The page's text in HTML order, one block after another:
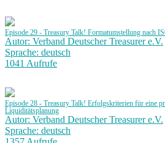
Episode 29 - Treasury Talk! Formatumstellung nach
Autor: Verband Deutscher Treasurer e.V.
Sprache: deutsch
1041 Aufrufe
Episode 28 - Treasury Talk! Erfolgskriterien für eine
Liquiditätsplanung
Autor: Verband Deutscher Treasurer e.V.
Sprache: deutsch